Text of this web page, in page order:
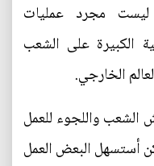
ليست مجرد عمليات
الكبيرة على الشعب
الخارجي.
الشعب واللجوء للعمل
أستسهل البعض العمل